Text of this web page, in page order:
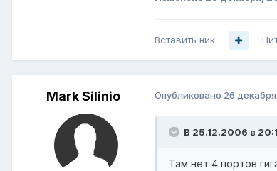
Вставить ник
Mark Silinio Опубликовано 26
В 25.12.2006 в
Там нет 4 портов